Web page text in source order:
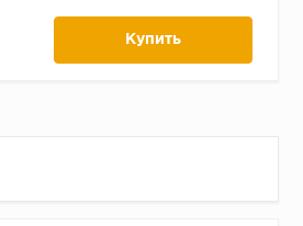
Купить